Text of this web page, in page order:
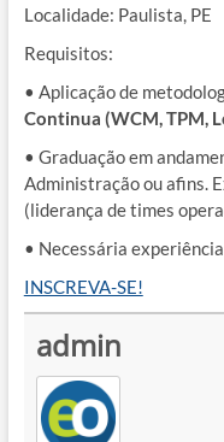
Localidade: Paulista, PE
Requisitos:
• Aplicação de
Continua (WCM, TPM,
• Graduação em
Administração ou afins.
(liderança de times
• Necessária
INSCREVA-SE!
admin